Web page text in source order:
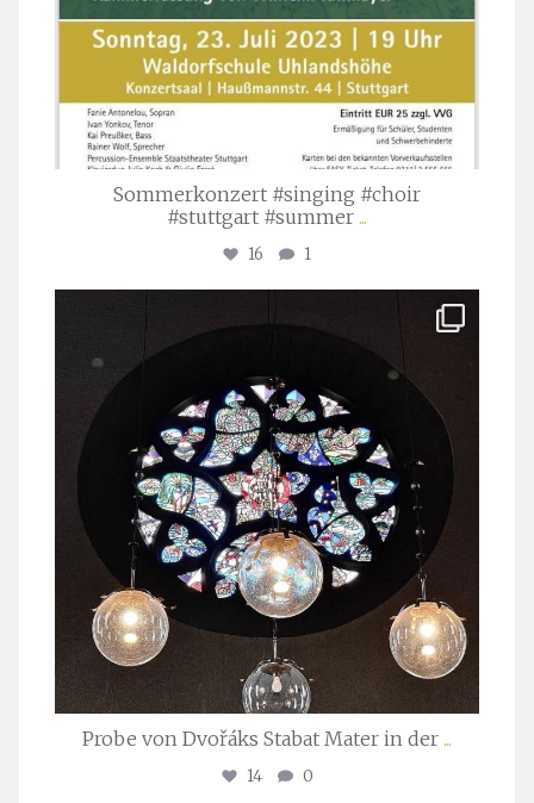
Sommerkonzert #singing #choir
#stuttgart #summer ...
16 1
Apr. 1
Probe von Dvořáks Stabat Mater in der ...
14 0